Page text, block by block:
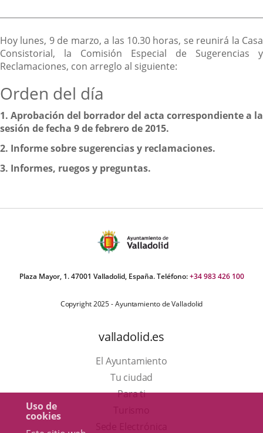
Uso de
cookies
Descripción
Hoy lunes, 9 de marzo, a las 10.30 horas, se reunirá la Casa
Consistorial, la Comisión Especial de Sugerencias y
Reclamaciones, con arreglo al siguiente:
Orden del día
1. Aprobación del borrador del acta correspondiente a la
sesión de fecha 9 de febrero de 2015.
2. Informe sobre sugerencias y reclamaciones.
3. Informes, ruegos y preguntas.
Plaza Mayor, 1. 47001 Valladolid, España. Teléfono:+34 983 426 100
Copyright 2025 - Ayuntamiento de Valladolid
valladolid.es
El Ayuntamiento
Tu ciudad
Para ti